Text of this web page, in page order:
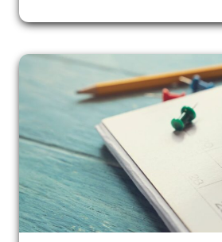
FÓRMULA
AIDA
NA
PRÁTICA